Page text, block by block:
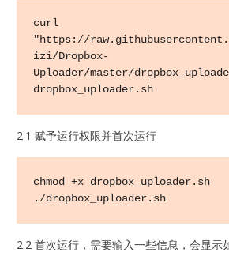
curl
"https://
izi/Dropbox-
Uploader/master/
dropbox_uploader.sh
2.1 赋予运行权限并首次运行
chmod +x dropbox_uploader.sh
./dropbox_uploader.sh
2.2 首次运行，需要输入一些信息，会显示